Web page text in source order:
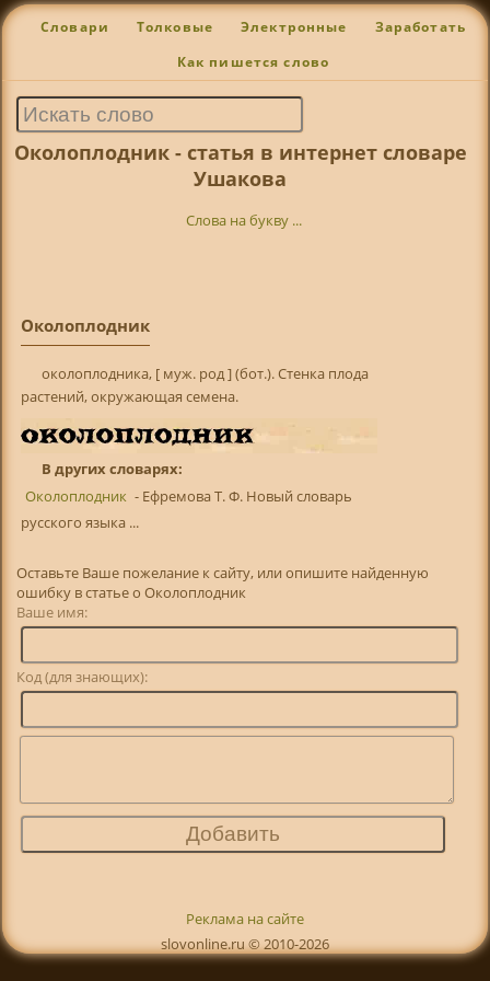
Словари Толковые Электронные Заработать
Как пишется слово
Околоплодник - статья в интернет словаре
Ушакова
Слова на букву ...
Околоплодник
околоплодника, [ муж. род ] (бот.). Стенка плода
растений, окружающая семена.
В других словарях:
Околоплодник - Ефремова Т. Ф. Новый словарь
русского языка ...
Оставьте Ваше пожелание к сайту, или опишите найденную
ошибку в статье о Околоплодник
Ваше имя:
Код (для знающих):
Реклама на сайте
slovonline.ru © 2010-2026